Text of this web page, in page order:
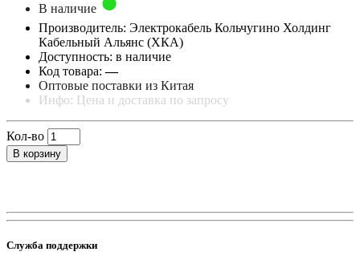
В наличие
Производитель: Электрокабель Кольчугино Холдинг
Кабельный Альянс (ХКА)
Доступность: в наличие
Код товара:—
Оптовые поставки из Китая
Инфо: Цена и доставка по запросу
Кол-во
В корзину
Служба поддержки